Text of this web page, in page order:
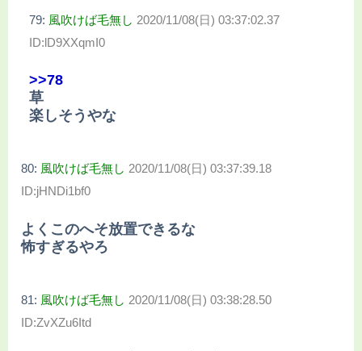
79: 風吹けば毛無し 2020/11/08(日) 03:37:02.37
ID:lD9XXqmI0
>>78
草
楽しそうやな
80: 風吹けば毛無し 2020/11/08(日) 03:37:39.18
ID:jHNDi1bf0
よくこのへそ放置できるな
怖すぎるやろ
81: 風吹けば毛無し 2020/11/08(日) 03:38:28.50
ID:ZvXZu6Itd